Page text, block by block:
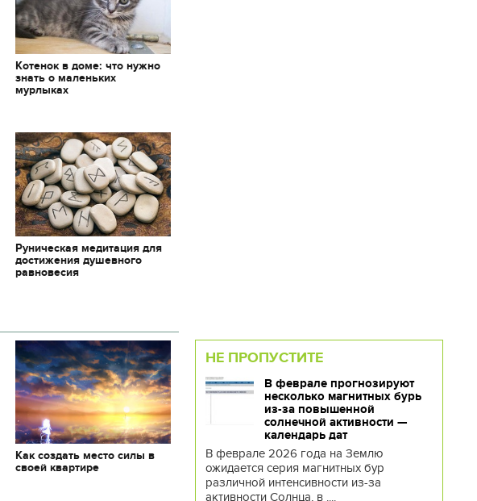
Котенок в доме: что нужно
знать о маленьких
мурлыках
Руническая медитация для
достижения душевного
равновесия
Как создать место силы в
своей квартире
НЕ ПРОПУСТИТЕ
В феврале прогнозируют
несколько магнитных бурь
из-за повышенной
солнечной активности —
календарь дат
В феврале 2026 года на Землю
ожидается серия магнитных бур
различной интенсивности из-за
активности Солнца, в ....